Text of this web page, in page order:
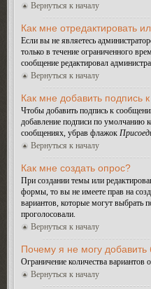
Вернуться к началу
Как мне отредактировать
Если вы не являетесь
только в течение ограниченного
сообщение редактировал
Вернуться к началу
Как мне добавить подпись
Чтобы добавить подпись к
добавление подписи по умолчанию
сообщениях, убрав флажок
Вернуться к началу
Как мне создать опрос?
При создании темы или
формы, то вы не имеете прав на
вариантов, которые могут выбрать
проголосовали.
Вернуться к началу
Почему я не могу добавить
Ограничение количества
Вернуться к началу